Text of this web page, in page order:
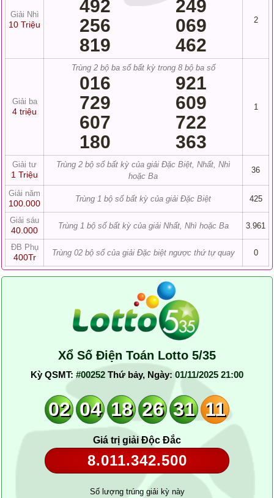
Giải Nhì
10 Triệu
492
249
256
069
819
462
2
Giải ba
4 triệu
Trùng 2 bộ ba số bất kỳ trong 8 bộ ba số
016
921
729
609
607
722
180
363
1
Giải tư
1 Triệu
Trùng 2 bộ số bất kỳ của giải Đặc Biệt, Nhất, Nhì
hoặc Ba
36
Giải năm
100.000 Trùng 1 bộ số bất kỳ của giải Đặc Biệt 425
Giải sáu
40.000 Trùng 1 bộ số bất kỳ của giải Nhất, Nhì hoặc Ba 3.961
ĐB Phụ
400Tr Trùng 02 bộ số của giải Đặc biệt ngược thứ tự quay 0
Xổ Số Điện Toán Lotto 5/35
Kỳ QSMT: #00252 Thứ bảy, Ngày: 01/11/2025 21:00
02 04 18 26 31 11
Giá trị giải Độc Đắc
8.011.342.500
Số lượng trúng giải kỳ này